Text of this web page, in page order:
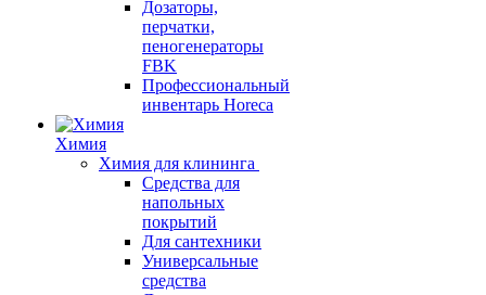
Дозаторы,
перчатки,
пеногенераторы
FBK
Профессиональный
инвентарь Horeca
Химия
Химия для клининга
Средства для
напольных
покрытий
Для сантехники
Универсальные
средства